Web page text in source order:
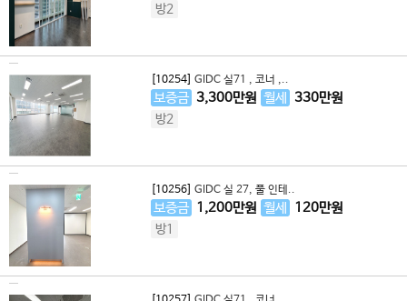
방2
[10254] GIDC 실71 , 코너 ,..
보증금 3,300만원 월세 330만원
방2
[10256] GIDC 실 27, 풀 인테..
보증금 1,200만원 월세 120만원
방1